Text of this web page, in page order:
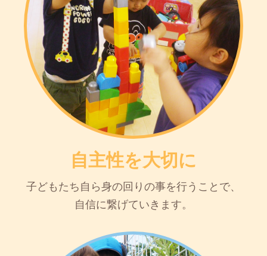
自主性を大切に
子どもたち自ら身の回りの事を行うことで、
自信に繋げていきます。